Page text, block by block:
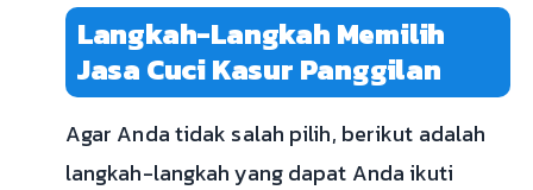
Langkah-Langkah Memilih
Jasa Cuci Kasur Panggilan
Agar Anda tidak salah pilih, berikut adalah
langkah-langkah yang dapat Anda ikuti